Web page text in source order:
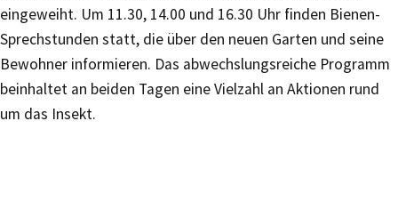
eingeweiht. Um 11.30, 14.00 und 16.30 Uhr finden Bienen-
Sprechstunden statt, die über den neuen Garten und seine
Bewohner informieren. Das abwechslungsreiche Programm
beinhaltet an beiden Tagen eine Vielzahl an Aktionen rund
um das Insekt.